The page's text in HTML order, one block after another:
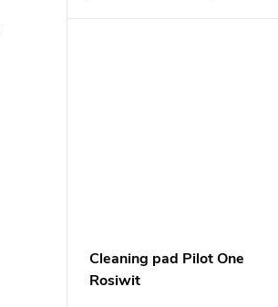
Cleaning pad Pilot One
Rosiwit